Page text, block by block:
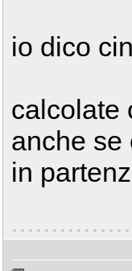
io dico
calcolate
anche se
in